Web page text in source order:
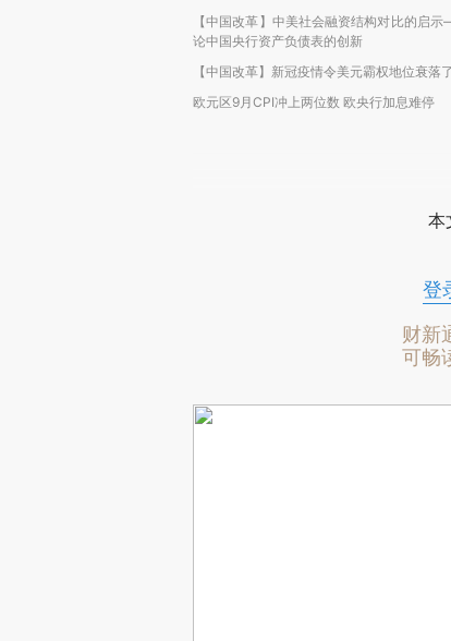
【中国改革】中美社会融资结构对比的启
论中国央行资产负债表的创新
【中国改革】新冠疫情令美元霸权地位衰落
欧元区9月CPI冲上两位数 欧央行加息难停
本
登
财新
可畅